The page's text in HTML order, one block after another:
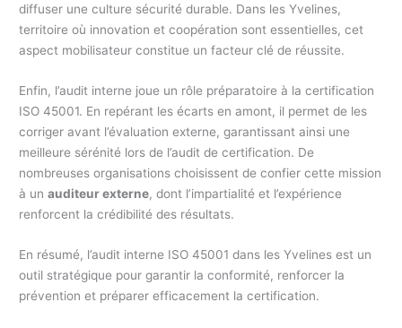
diffuser une culture sécurité durable. Dans les Yvelines,
territoire où innovation et coopération sont essentielles, cet
aspect mobilisateur constitue un facteur clé de réussite.
Enfin, l’audit interne joue un rôle préparatoire à la certification
ISO 45001. En repérant les écarts en amont, il permet de les
corriger avant l’évaluation externe, garantissant ainsi une
meilleure sérénité lors de l’audit de certification. De
nombreuses organisations choisissent de confier cette mission
à unauditeur externe, dont l’impartialité et l’expérience
renforcent la crédibilité des résultats.
En résumé, l’audit interne ISO 45001 dans les Yvelines est un
outil stratégique pour garantir la conformité, renforcer la
prévention et préparer efficacement la certification.